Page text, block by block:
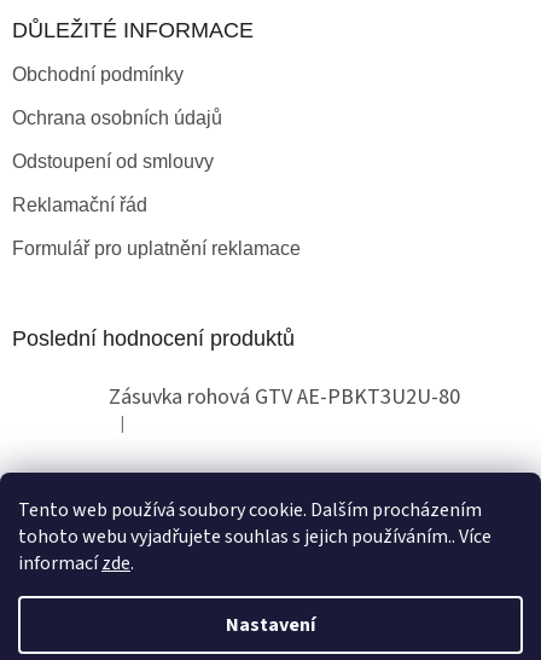
Tento web používá soubory cookie. Dalším procházením
tohoto webu vyjadřujete souhlas s jejich používáním.. Více
informacízde.
Nastavení
DŮLEŽITÉ INFORMACE
Obchodní podmínky
Ochrana osobních údajů
Odstoupení od smlouvy
Reklamační řád
Formulář pro uplatnění reklamace
Poslední hodnocení produktů
Zásuvka rohová GTV AE-PBKT3U2U-80
Hodnocení produktu je 2 z 5 hvězdiček.
|
Obchodní pokyny
Vytvořil Shoptet